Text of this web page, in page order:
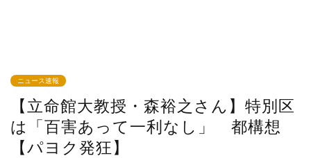
ニュース速報
【立命館大教授・森裕之さん】特別区
は「百害あって一利なし」 都構想
【パヨク発狂】